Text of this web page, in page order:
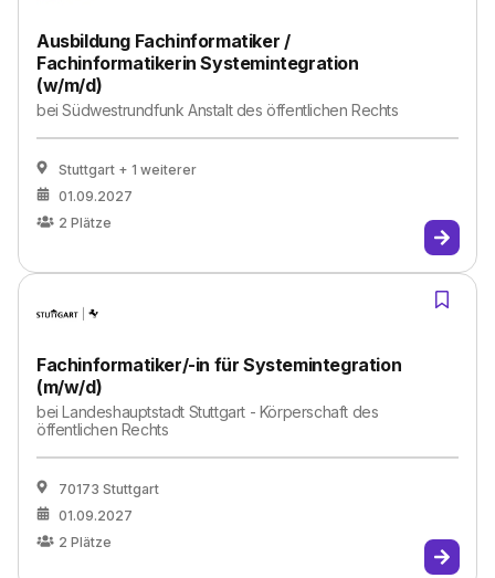
Ausbildung Fachinformatiker /
Fachinformatikerin Systemintegration
(w/m/d)
beiSüdwestrundfunk Anstalt des öffentlichen Rechts
Stuttgart + 1 weiterer
01.09.2027
2 Plätze
Fachinformatiker/-in für Systemintegration
(m/w/d)
beiLandeshauptstadt Stuttgart - Körperschaft des
öffentlichen Rechts
70173 Stuttgart
01.09.2027
2 Plätze